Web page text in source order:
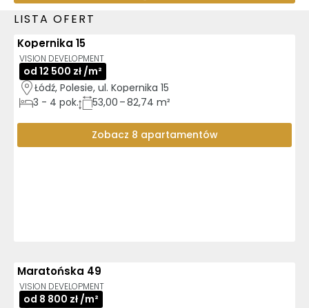
LISTA OFERT
AI GOTOWE DO ODBIORU
Kopernika 15
VISION DEVELOPMENT
od 12 500 zł /m²
Łódź, Polesie, ul. Kopernika 15
3 - 4 pok. 53,00 – 82,74 m²
Zobacz 8 apartamentów
AI GOTOWE DO ODBIORU
Maratońska 49
VISION DEVELOPMENT
od 8 800 zł /m²